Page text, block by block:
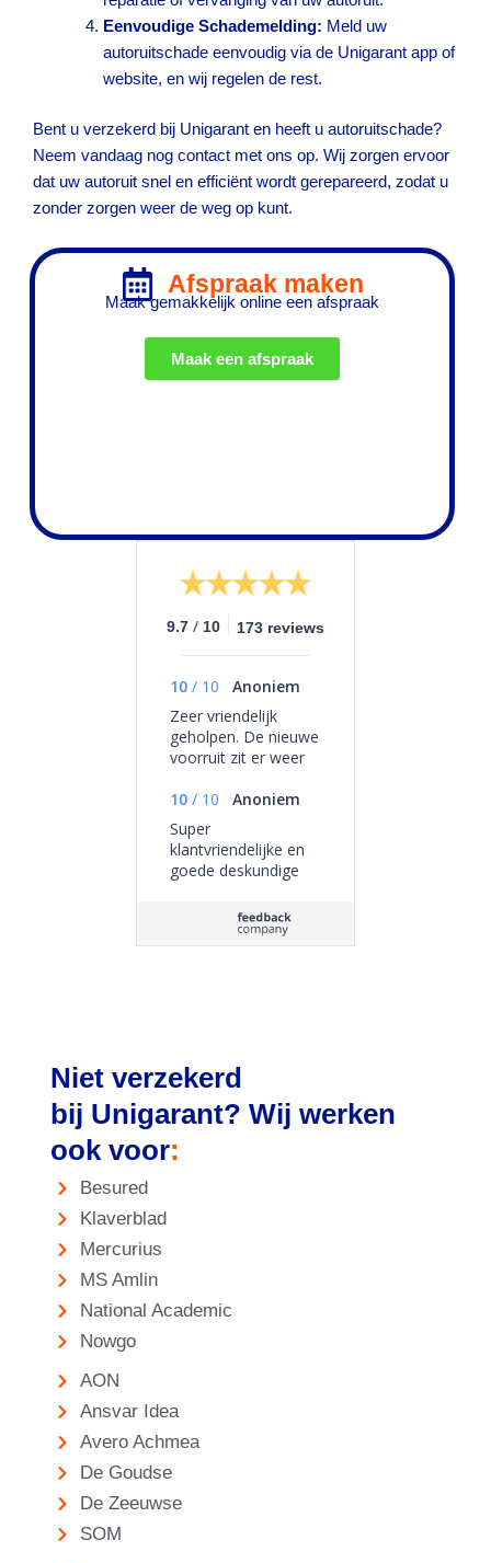
Eenvoudige Schademelding: Meld uw
autoruitschade eenvoudig via de Unigarant app of
website, en wij regelen de rest.
Bent u verzekerd bij Unigarant en heeft u autoruitschade?
Neem vandaag nog contact met ons op. Wij zorgen ervoor
dat uw autoruit snel en efficiënt wordt gerepareerd, zodat u
zonder zorgen weer de weg op kunt.
Afspraak maken
Maak gemakkelijk online een afspraak
Maak een afspraak
9.7 / 10 173 reviews
10 / 10
Anoniem
Zeer vriendelijk
geholpen. De nieuwe
voorruit zit er weer
service was mijn
auto ook nog
helemaal
schoongezogen, en
er lag een leuk
passagiersstoel. Ik
kan A•Glas
10 / 10
Anoniem
Super
klantvriendelijke en
goede deskundige
Niet verzekerd
bij Unigarant? Wij werken
ook voor:
Besured
Klaverblad
Mercurius
MS Amlin
National Academic
Nowgo
AON
Ansvar Idea
Avero Achmea
De Goudse
De Zeeuwse
SOM